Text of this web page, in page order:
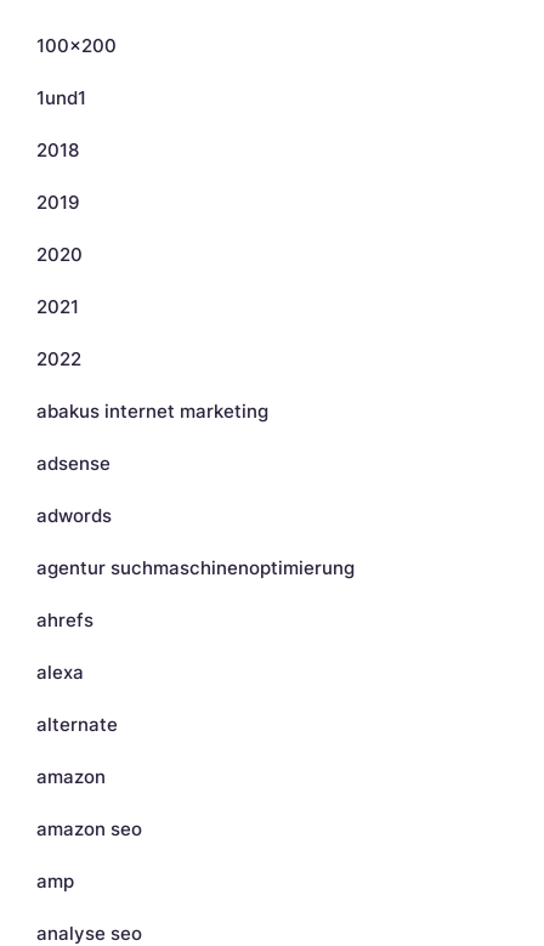
100×200
1und1
2018
2019
2020
2021
2022
abakus internet marketing
adsense
adwords
agentur suchmaschinenoptimierung
ahrefs
alexa
alternate
amazon
amazon seo
amp
analyse seo